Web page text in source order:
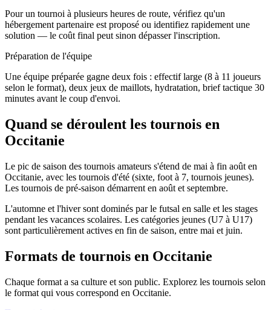
Pour un tournoi à plusieurs heures de route, vérifiez qu'un
hébergement partenaire est proposé ou identifiez rapidement une
solution — le coût final peut sinon dépasser l'inscription.
Préparation de l'équipe
Une équipe préparée gagne deux fois : effectif large (8 à 11 joueurs
selon le format), deux jeux de maillots, hydratation, brief tactique 30
minutes avant le coup d'envoi.
Quand se déroulent les tournois en
Occitanie
Le pic de saison des tournois amateurs s'étend de mai à fin août en
Occitanie, avec les tournois d'été (sixte, foot à 7, tournois jeunes).
Les tournois de pré-saison démarrent en août et septembre.
L'automne et l'hiver sont dominés par le futsal en salle et les stages
pendant les vacances scolaires. Les catégories jeunes (U7 à U17)
sont particulièrement actives en fin de saison, entre mai et juin.
Formats de tournois en Occitanie
Chaque format a sa culture et son public. Explorez les tournois selon
le format qui vous correspond en Occitanie.